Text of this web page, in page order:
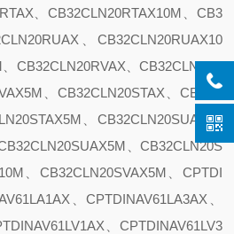
、CB32CLN20RTAX10M、CB3
、CB32CLN20RUAX10
CB32CLN20RVAX、CB32CLN20R
、CB32CLN20STAX、CB32C
、CB32CLN20SUAX、
、CB32CLN20S
、CB32CLN20SVAX5M、CPTDI
、CPTDINAV61LA3AX、
、CPTDINAV61LV3